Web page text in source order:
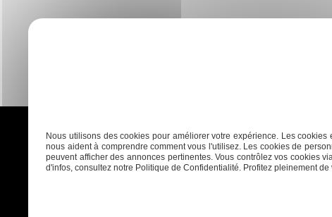
Accueil
Nous utilisons des cookies pour améliorer votre expérience. Les
nous aident à comprendre comment vous l'utilisez. Les cookies de
peuvent afficher des annonces pertinentes. Vous contrôlez vos cookies
d'infos, consultez notre Politique de Confidentialité. Profitez pleinement de